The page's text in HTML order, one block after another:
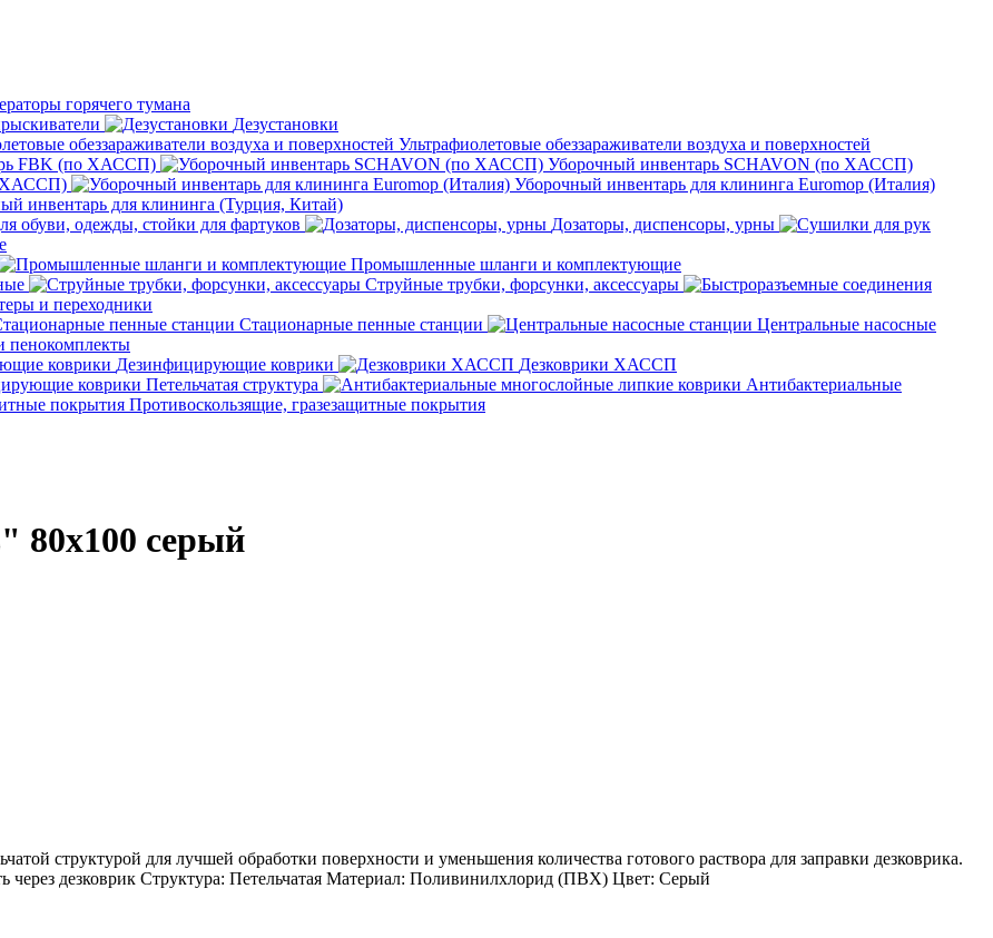
горячего тумана
Дезустановки
Ультрафиолетовые обеззараживатели воздуха и поверхностей
FBK (по ХАССП)
Уборочный инвентарь SCHAVON (по ХАССП)
ХАССП)
Уборочный инвентарь для клининга Euromop (Италия)
инвентарь для клининга (Турция, Китай)
обуви, одежды, стойки для фартуков
Дозаторы, диспенсоры, урны
Промышленные шланги и комплектующие
Струйные трубки, форсунки, аксессуары
и переходники
Стационарные пенные станции
Центральные насосные
пенокомплекты
Дезинфицирующие коврики
Дезковрики ХАССП
коврики Петельчатая структура
Антибактериальные
Противоскользящие, гразезащитные покрытия
серый
структурой для лучшей обработки поверхности и уменьшения количества готового раствора для заправки дезковрика.
через дезковрик Структура: Петельчатая Материал: Поливинилхлорид (ПВХ) Цвет: Серый